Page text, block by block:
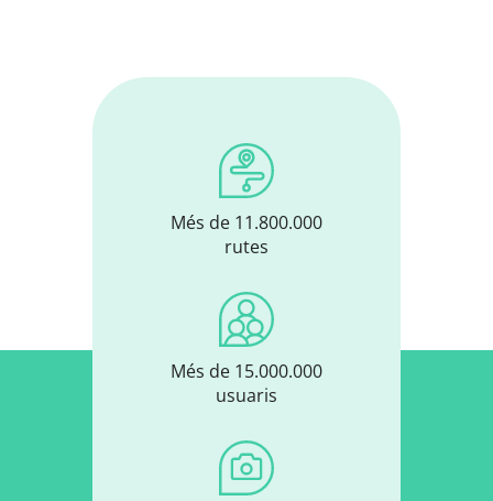
Més de 11.800.000
rutes
Més de 15.000.000
usuaris